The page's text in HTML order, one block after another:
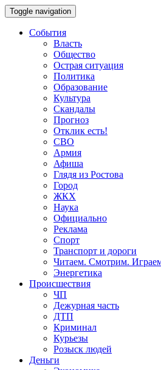
Toggle navigation
События
Власть
Общество
Острая ситуация
Политика
Образование
Культура
Скандалы
Прогноз
Отклик есть!
СВО
Армия
Афиша
Глядя из Ростова
Город
ЖКХ
Наука
Официально
Реклама
Спорт
Транспорт и дороги
Читаем. Смотрим.
Энергетика
Происшествия
ЧП
Дежурная часть
ДТП
Криминал
Курьезы
Розыск людей
Деньги